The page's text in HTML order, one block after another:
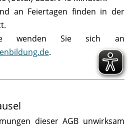
an Feiertagen finden in der
wenden Sie sich an
.
dieser AGB unwirksam